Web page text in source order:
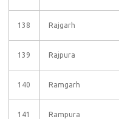
138 Rajgarh
139 Rajpura
140 Ramgarh
141 Rampura